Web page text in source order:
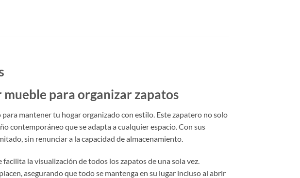
para organizar zapatos
para mantener tu hogar organizado con estilo. Este zapatero no solo
contemporáneo que se adapta a cualquier espacio. Con sus
sin renunciar a la capacidad de almacenamiento.
la visualización de todos los zapatos de una sola vez.
asegurando que todo se mantenga en su lugar incluso al abrir